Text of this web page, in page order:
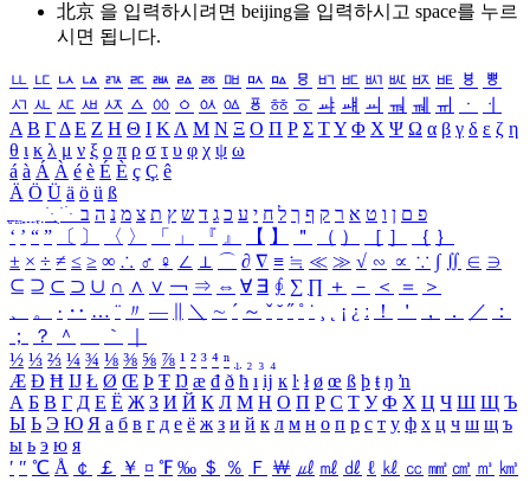
北京 을 입력하시려면 beijing을 입력하시고 space를 누르
시면 됩니다.
ㅥ ㅦ ㅧ ㅨ ㅩ ㅪ ㅫ ㅬ ㅭ ㅮ ㅯ ㅰ ㅱ ㅲ ㅳ ㅴ ㅵ ㅶ ㅷ ㅸ
ㅹ
ㅺ ㅻ ㅼ ㅽ ㅾ ㅿ ㆀ ㆁ ㆂ ㆃ ㆄ ㆅ ㆆ ㆇ ㆈ ㆉ ㆊ ㆋ ㆌ ㆍ
ㆎ
Α Β ΓΔ Ε Ζ Η Θ Ι ΚΛ Μ Ν Ξ Ο Π Ρ Σ ΤΥ Φ Χ Ψ Ω α β γ δ ε ζ η
θ ι κ λ μ ν ξ ο π ρ σ τ υ φ χ ψ ω
á à Á À é è É È ç Ç ê
Ä Ö Ü ä ö ü ß
ִֶֹ ֻּ ׁׂ פ ם ן ו ט א ר ק ף ך ל ח י ע כ ג ד ש ץ ת צ מ נ ה ב
‘ ’ “ ” 〔 〕 〈 〉 「 」 『 』 【 】 ＂ （ ） ［ ］ ｛ ｝
± × ÷ ≠ ≤ ≥ ∞ ∴ ♂ ♀ ∠ ⊥ ⌒ ∂ ∇ ≡ ≒ ≪ ≫ √ ∽ ∝ ∵ ∫ ∬ ∈ ∋
⊆ ⊇ ⊂ ⊃ ∪ ∩ ∧ ∨ ￢ ⇒ ⇔ ∀ ∃ ∮ ∑ ∏ ＋ － ＜ ＝
＞
、
。 · ‥ … ¨ 〃 ― ＼ ∼ ´ ～ ˇ ˘ ˝ ˚ ˙ ¸ ¡ ¿ ː ！ ＇ ， ． ／
：
；
？ ＾ ｀
½ ⅓ ⅔ ¼ ¾ ⅛ ⅜ ⅝ ⅞ ¹ ² ³ ⁴ ⁿ ₁ ₂ ₃ ₄
Æ Ð Ħ Ĳ Ł Ø Œ Þ Ŧ Ŋ æ đ ð ħ ı ĳ ĸ ŀ ł ø œ ß þ ŧ ŋ ŉ
А Б В Г Д Е Ё Ж З И Й К Л М Н О П Р С Т У Ф Х Ц Ч Ш Щ Ъ
Ы Ь Э Ю Я а б в г д е ё ж з и й к л м н о п р с т у ф х ц ч ш щ ъ
ы ь э ю я
′ ″ ℃ Å ￠ ￡ ￥ ¤ ℉ ‰ ＄ ％ Ｆ ￦ ㎕ ㎖ ㎗ ℓ ㎘ ㏄ ㎣ ㎤ ㎥ ㎦